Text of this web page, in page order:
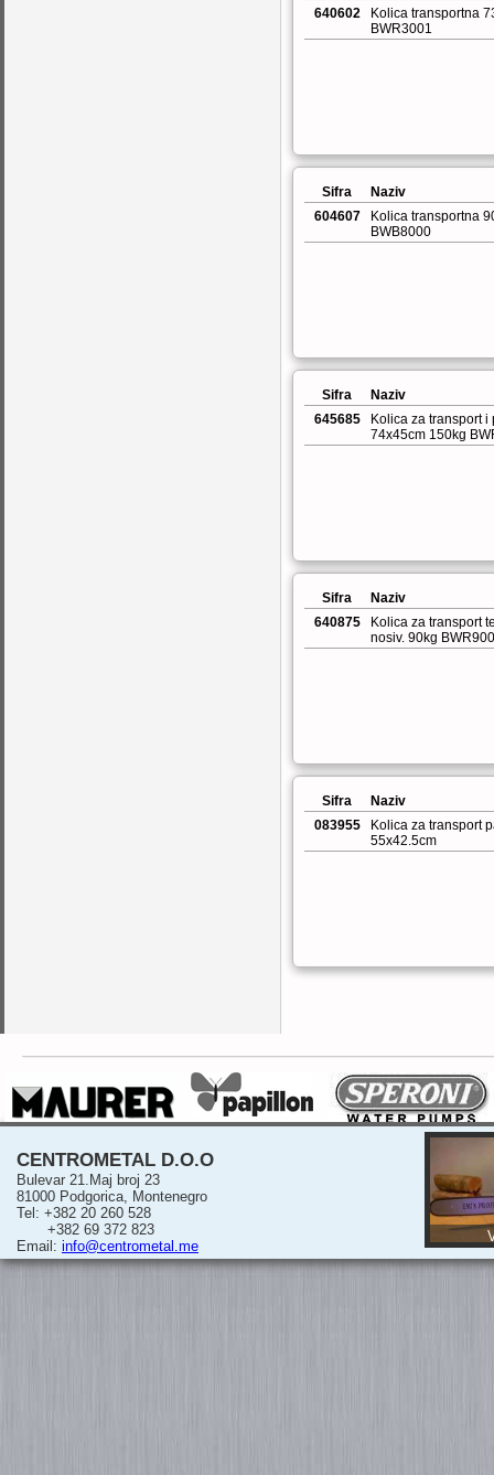
640602
Kolica transportna
BWR3001
Sifra
Naziv
604607
Kolica transportna
BWB8000
Sifra
Naziv
645685
Kolica za transport
74x45cm 150kg
Sifra
Naziv
640875
Kolica za transport
nosiv. 90kg
Sifra
Naziv
083955
Kolica za transport
55x42.5cm
CENTROMETAL D.O.O
Bulevar 21.Maj broj 23
81000 Podgorica, Montenegro
Tel: +382 20 260 528
+382 69 372 823
Email: info@centrometal.me